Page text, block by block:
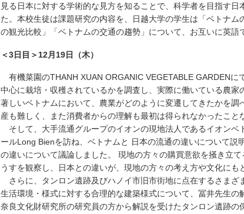
見る日本に対する学術的な見方を知ることで、科学者を目指す
た。本校生徒は課題研究の内容を、日越大学の学生は「ベトナ
の観光比較」「ベトナムの交通の趨勢」について、お互いに英語
＜3日目＞12月19日（木）
有機菜園のTHANH XUAN ORGANIC VEGETABLE GARDENに
中心に栽培・収穫されているかを調査し、実際に働いている農
著しいベトナムにおいて、農業がどのように変遷してきたかを
産も難しく、また消費者からの理解も最初は得られなかったこと
そして、大手流通グループのイオンの現地法人であるイオンベ
ールLong Bienを訪ね、ベトナムと 日本の流通の違いについて説
の違いについて議論しました。 現地の方々の購買意欲を掻き立
うすを観察し、日本との違いが、現地の方々の考え方や文化にも
さらに、タンロン遺跡及びハノイ市旧市街地に点在するさまざ
生活環境・様式に対する合理的な建築様式について、冨井先生
奈良文化財研究所の研究員の方から解説を受けたタンロン遺跡